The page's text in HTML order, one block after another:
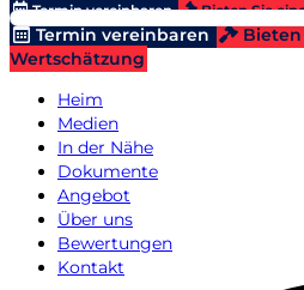
Termin vereinbaren Bieten Sie
Termin vereinbaren
Bieten
Wertschätzung
Heim
Medien
In der Nähe
Dokumente
Angebot
Über uns
Bewertungen
Kontakt